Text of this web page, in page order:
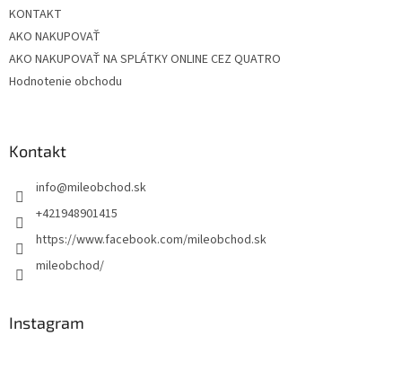
KONTAKT
AKO NAKUPOVAŤ
AKO NAKUPOVAŤ NA SPLÁTKY ONLINE CEZ QUATRO
Hodnotenie obchodu
Kontakt
info@mileobchod.sk
+421948901415
https://www.facebook.com/mileobchod.sk
mileobchod/
Instagram